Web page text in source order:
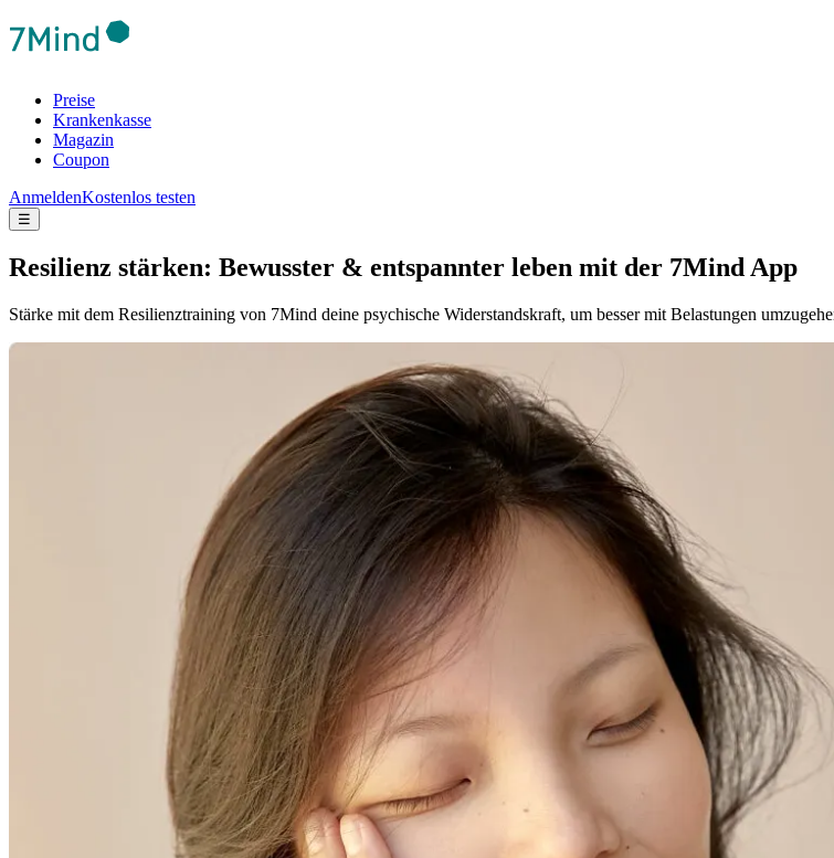
Preise
Krankenkasse
Magazin
Coupon
AnmeldenKostenlos testen
☰
Resilienz stärken: Bewusster & entspannter leben mit der 7Mind App
Stärke mit dem Resilienztraining von 7Mind deine psychische Widerstandskraft, um besser mit Belastungen